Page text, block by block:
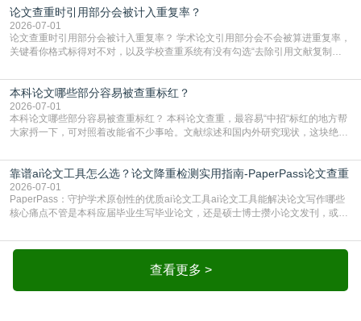
AIGC检测成了论文答辩投稿前的必备项？可能还有不少人觉得，我就用AI搭了个
框架，内容都是自己写的，至于做AIG
论文查重时引用部分会被计入重复率？
2026-07-01
论文查重时引用部分会被计入重复率？ 学术论文引用部分会不会被算进重复率，
关键看你格式标得对不对，以及学校查重系统有没有勾选“去除引用文献复制
独占一行，每条文献用[1][2]方括号编号、与正文一一对应，著录项符合GB/T
7714（作者、题名、刊名、年、卷期、页码齐全，标点用半角）；查重系统识别
成功后通常把这段标为引用，
本科论文哪些部分容易被查重标红？
2026-07-01
本科论文哪些部分容易被查重标红？ 本科论文查重，最容易“中招“标红的地方帮
大家捋一下，可对照着改能省不少事哈。文献综述和国内外研究现状，这块绝对
乎一模一样的话，你要是直接复制百度百科、教材或别人写好的综述段落，系统
一抓一个准，整段飘红。研究背景、意义和方法描述也是不可避免，比如“本文采
用问卷调查法““运用SPSS软件进行数据分
靠谱ai论文工具怎么选？论文降重检测实用指南-PaperPass论文查重
2026-07-01
PaperPass：守护学术原创性的优质ai论文工具ai论文工具能解决论文写作哪些
核心痛点不管是本科应届毕业生写毕业论文，还是硕士博士攒小论文发刊，或是
自己逐句读逐句改，熬好几个大夜不说，还经常改不到点上，交上去才发现重复
率超标，再返工太折腾。现在有了成熟的ai论文工具，这些痛点基本都能高效解
决。靠谱的ai论文工具，不止能帮你梳查看更多 >